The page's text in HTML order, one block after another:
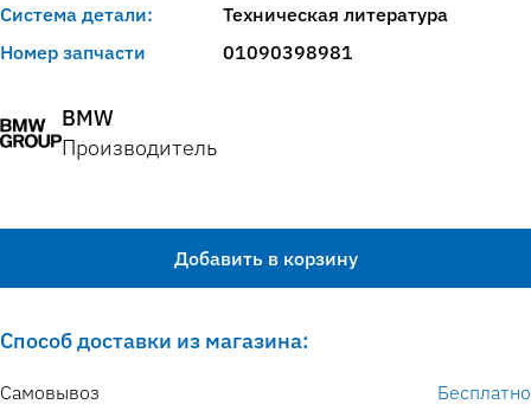
Система детали:
Техническая литература
Номер запчасти
01090398981
BMW
Производитель
Добавить в корзину
Способ доставки из магазина:
Самовывоз
Бесплатно